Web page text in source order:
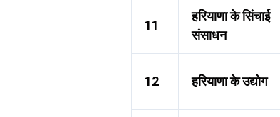
11
हरियाणा के सिंचाई
संसाधन
12 हरियाणा के उद्योग